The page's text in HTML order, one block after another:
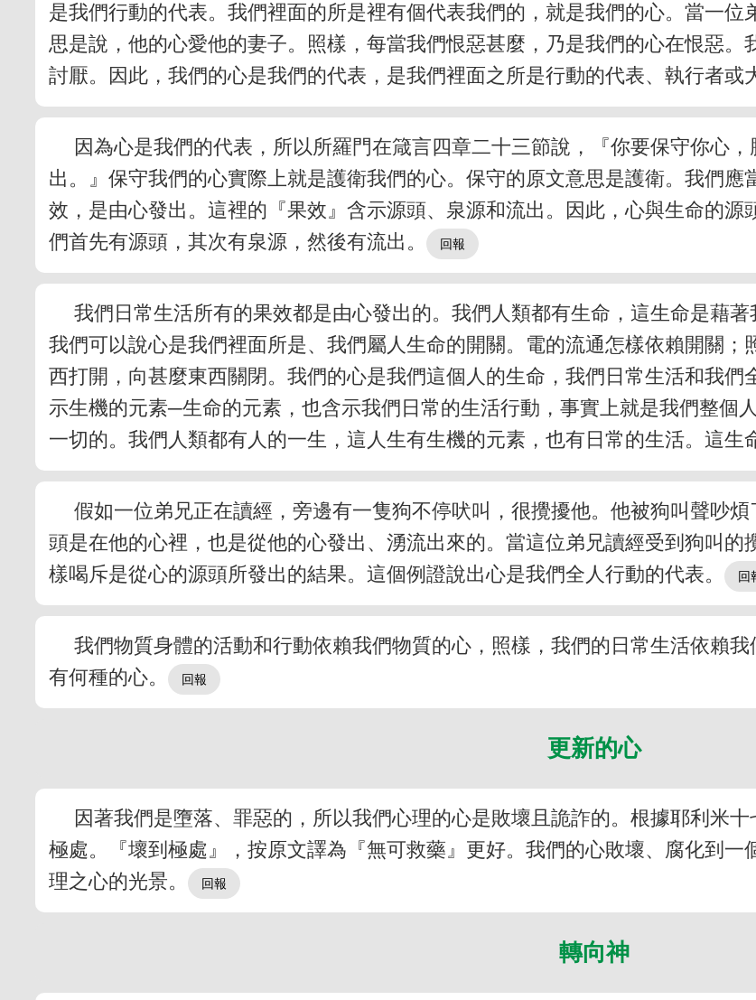
是我們行動的代表。我們裡面的所是裡有個代表我們的，就是我們的心。當一
思是說，他的心愛他的妻子。照樣，每當我們恨惡甚麼，乃是我們的心在恨惡
討厭。因此，我們的心是我們的代表，是我們裡面之所是行動的代表、執行者或
因為心是我們的代表，所以所羅門在箴言四章二十三節說，『你要保守你心
出。』保守我們的心實際上就是護衛我們的心。保守的原文意思是護衛。我們
效，是由心發出。這裡的『果效』含示源頭、泉源和流出。因此，心與生命的
們首先有源頭，其次有泉源，然後有流出。
我們日常生活所有的果效都是由心發出的。我們人類都有生命，這生命是藉
我們可以說心是我們裡面所是、我們屬人生命的開關。電的流通怎樣依賴開關
西打開，向甚麼東西關閉。我們的心是我們這個人的生命，我們日常生活和我
示生機的元素─生命的元素，也含示我們日常的生活行動，事實上就是我們整個
一切的。我們人類都有人的一生，這人生有生機的元素，也有日常的生活。這生
假如一位弟兄正在讀經，旁邊有一隻狗不停吠叫，很攪擾他。他被狗叫聲吵
頭是在他的心裡，也是從他的心發出、湧流出來的。當這位弟兄讀經受到狗叫
樣喝斥是從心的源頭所發出的結果。這個例證說出心是我們全人行動的代表。
我們物質身體的活動和行動依賴我們物質的心，照樣，我們的日常生活依賴
有何種的心。
更新的心
因著我們是墮落、罪惡的，所以我們心理的心是敗壞且詭詐的。根據耶利米
極處。『壞到極處』，按原文譯為『無可救藥』更好。我們的心敗壞、腐化到
理之心的光景。
轉向神